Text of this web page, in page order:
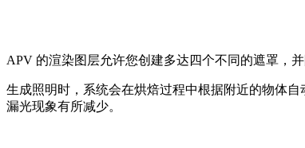
APV 的渲染图层允许您创建多达四个不同的遮罩，
生成照明时，系统会在烘焙过程中根据附近的物体
漏光现象有所减少。